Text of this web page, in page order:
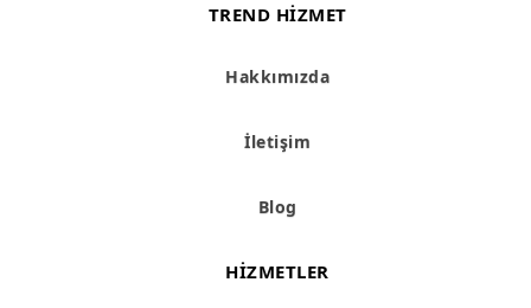
TREND HIZMET
Hakkımızda
İletişim
Blog
HIZMETLER